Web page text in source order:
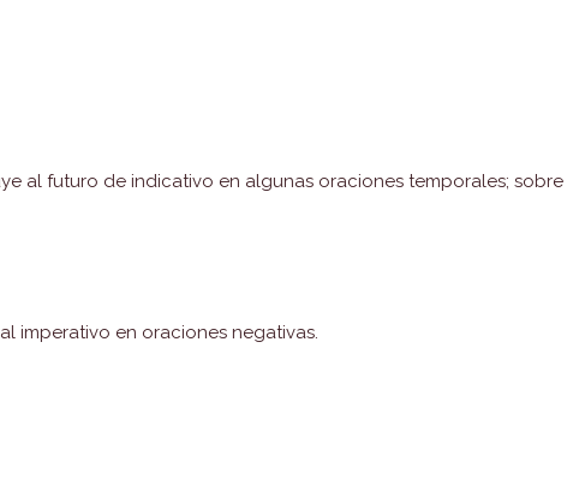
al futuro de indicativo en algunas oraciones temporales; sobre
imperativo en oraciones negativas.